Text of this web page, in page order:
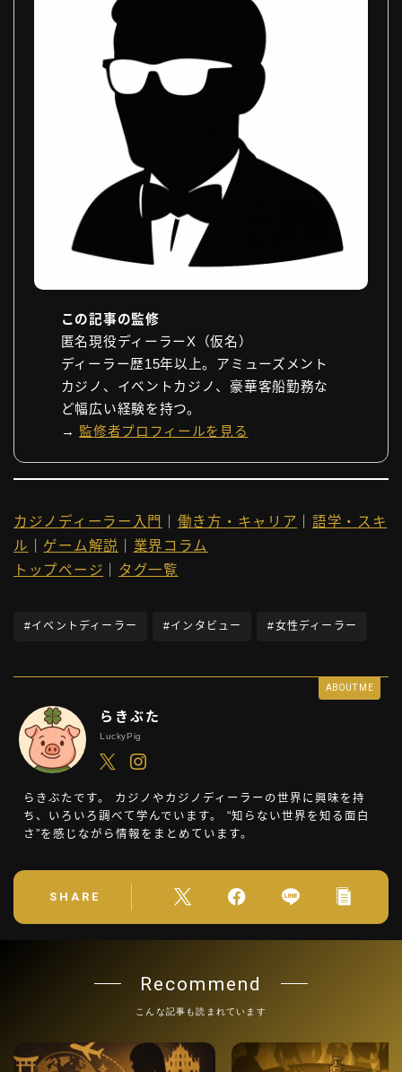
この記事の監修
匿名現役ディーラーX（仮名）
ディーラー歴15年以上。アミューズメント
カジノ、イベントカジノ、豪華客船勤務な
ど幅広い経験を持つ。
→ 監修者プロフィールを見る
カジノディーラー入門 働き方・キャリア ｜語学・スキ
ル
ゲーム解説
業界コラム
トップページ
タグ一覧
#イベントディーラー #インタビュー #女性ディーラー
ABOUT ME
らきぶた
LuckyPig
らきぶたです。 カジノやカジノディーラーの世界に興味を持
ち、いろいろ調べて学んでいます。 “知らない世界を知る面白
さ”を感じながら情報をまとめています。
SHARE
Recommend
こんな記事も読まれています